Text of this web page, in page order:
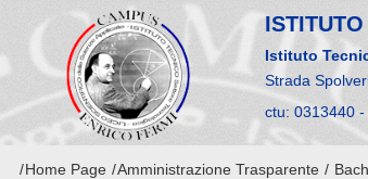
Istituto
Strada
ctu: 0313440
/ Home Page /Amministrazione Trasparente /